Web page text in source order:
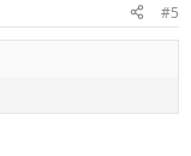
#5